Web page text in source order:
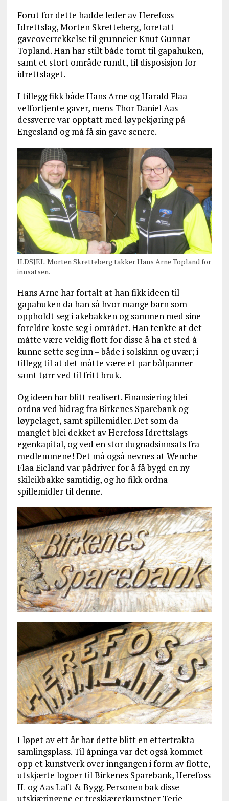
Forut for dette hadde leder av Herefoss
Idrettslag, Morten Skretteberg, foretatt
gaveoverrekkelse til grunneier Knut Gunnar
Topland. Han har stilt både tomt til gapahuken,
samt et stort område rundt, til disposisjon for
idrettslaget.
I tillegg fikk både Hans Arne og Harald Flaa
velfortjente gaver, mens Thor Daniel Aas
dessverre var opptatt med løypekjøring på
Engesland og må få sin gave senere.
ILDSJEL. Morten Skretteberg takker Hans Arne Topland for
innsatsen.
Hans Arne har fortalt at han fikk ideen til
gapahuken da han så hvor mange barn som
oppholdt seg i akebakken og sammen med sine
foreldre koste seg i området. Han tenkte at det
måtte være veldig flott for disse å ha et sted å
kunne sette seg inn – både i solskinn og uvær; i
tillegg til at det måtte være et par bålpanner
samt tørr ved til fritt bruk.
Og ideen har blitt realisert. Finansiering blei
ordna ved bidrag fra Birkenes Sparebank og
løypelaget, samt spillemidler. Det som da
manglet blei dekket av Herefoss Idrettslags
egenkapital, og ved en stor dugnadsinnsats fra
medlemmene! Det må også nevnes at Wenche
Flaa Eieland var pådriver for å få bygd en ny
skileikbakke samtidig, og ho fikk ordna
spillemidler til denne.
I løpet av ett år har dette blitt en ettertrakta
samlingsplass. Til åpninga var det også kommet
opp et kunstverk over inngangen i form av flotte,
utskjærte logoer til Birkenes Sparebank, Herefoss
IL og Aas Laft & Bygg. Personen bak disse